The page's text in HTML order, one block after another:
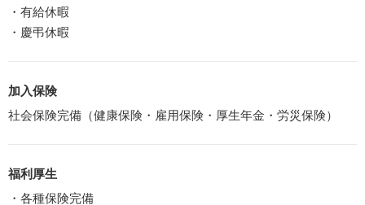
・有給休暇
・慶弔休暇
加入保険
社会保険完備（健康保険・雇用保険・厚生年金・労災保険）
福利厚生
・各種保険完備